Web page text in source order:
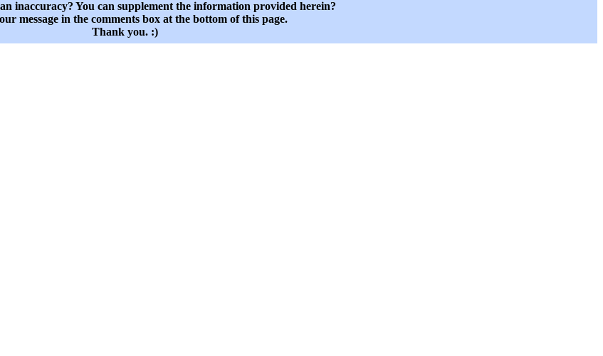
inaccuracy? You can supplement the information provided herein?
message in the comments box at the bottom of this page.
Thank you. :)